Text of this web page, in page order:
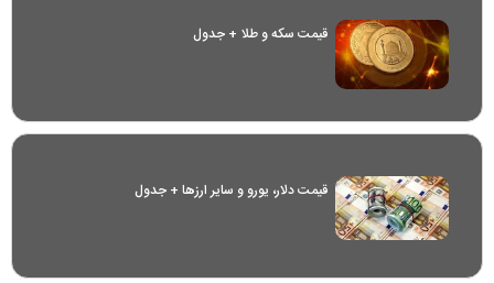
قیمت سکه و طلا + جدول
قیمت دلار، یورو و سایر ارز‌ها + جدول